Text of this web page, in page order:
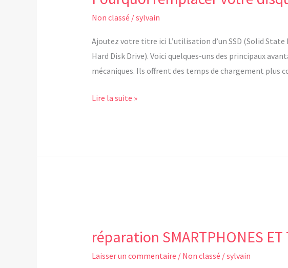
Non classé /sylvain
Ajoutez votre titre ici L’utilisation d’un SSD (Solid
Hard Disk Drive). Voici quelques-uns des principaux
mécaniques. Ils offrent des temps de chargement plus
remplacer
disque
dur
par
SSD
Lire la suite »
réparation SMARTPHONES ET
Laisser un commentaire / Non classé /sylvain
ET
TABLETTES